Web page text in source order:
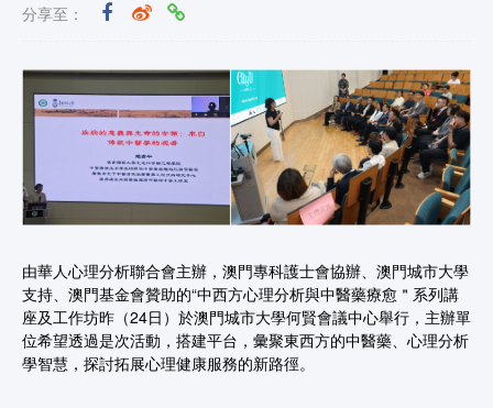
分享至：
由華人心理分析聯合會主辦，澳門專科護士會協辦、澳門城市大學
支持、澳門基金會贊助的“中西方心理分析與中醫藥療愈＂系列講
座及工作坊昨（24日）於澳門城市大學何賢會議中心舉行，主辦單
位希望透過是次活動，搭建平台，彙聚東西方的中醫藥、心理分析
學智慧，探討拓展心理健康服務的新路徑。